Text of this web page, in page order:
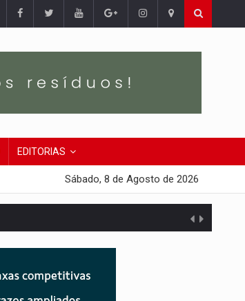
EDITORIAS
Sábado, 8 de Agosto de 2026